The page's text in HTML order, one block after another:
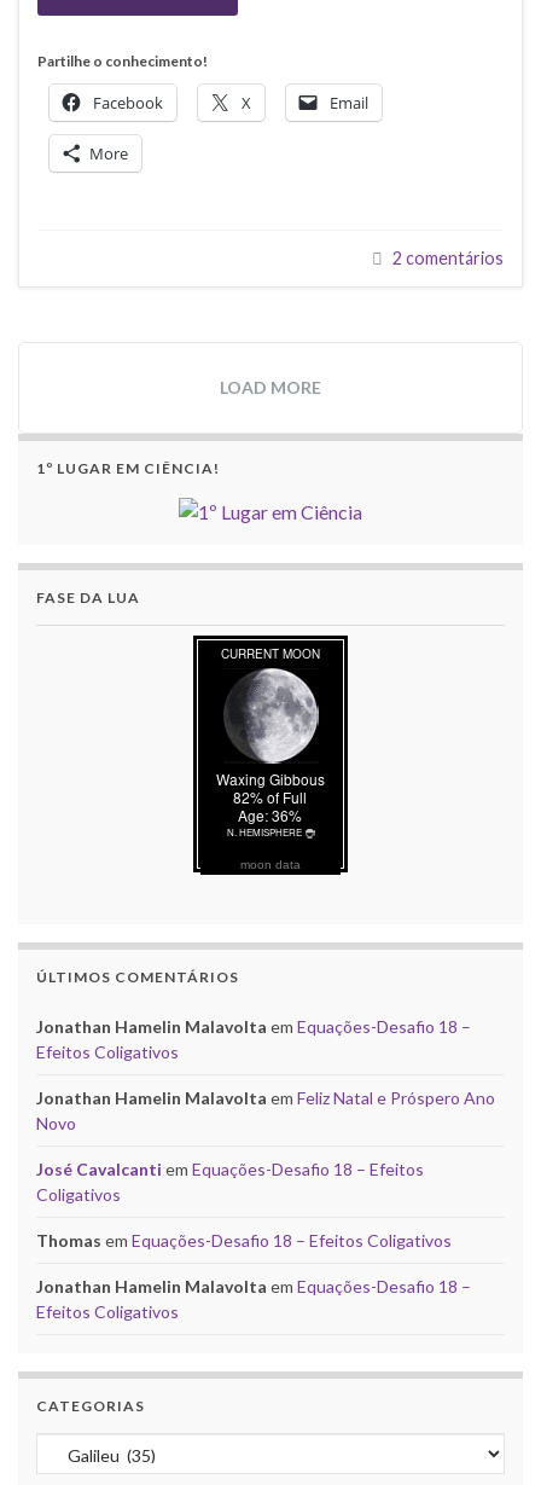
Partilhe o conhecimento!
Facebook X Email
More
2 comentários
LOAD MORE
1º LUGAR EM CIÊNCIA!
FASE DA LUA
moon data
ÚLTIMOS COMENTÁRIOS
Jonathan Hamelin Malavolta em Equações-Desafio 18 –
Efeitos Coligativos
Jonathan Hamelin Malavolta em Feliz Natal e Próspero Ano
Novo
José Cavalcanti em Equações-Desafio 18 – Efeitos
Coligativos
Thomas em Equações-Desafio 18 – Efeitos Coligativos
Jonathan Hamelin Malavolta em Equações-Desafio 18 –
Efeitos Coligativos
CATEGORIAS
Categorias